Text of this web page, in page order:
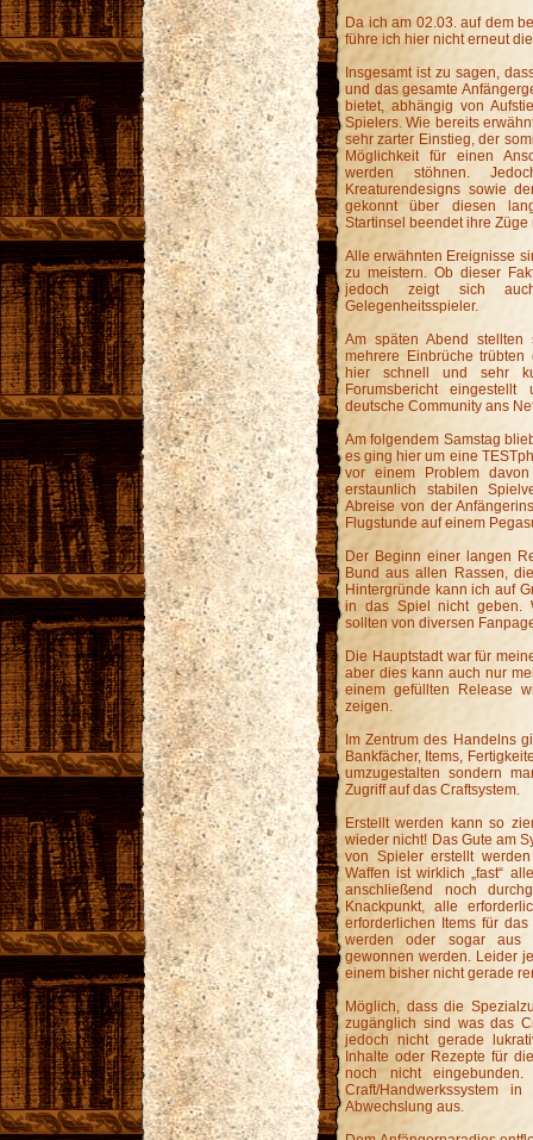
Da ich am 02.03. auf dem
führe ich hier nicht erneut
Insgesamt ist zu sagen,
und das gesamte
bietet, abhängig von
Spielers. Wie bereits
sehr zarter Einstieg, der
Möglichkeit für einen
werden stöhnen.
Kreaturendesigns sowie
gekonnt über diesen
Startinsel beendet ihre
Alle erwähnten Ereignisse
zu meistern. Ob dieser
jedoch zeigt sich
Gelegenheitsspieler.
Am späten Abend
mehrere Einbrüche
hier schnell und sehr
Forumsbericht
deutsche Community ans
Am folgendem Samstag
es ging hier um eine
vor einem Problem
erstaunlich stabilen
Abreise von der
Flugstunde auf einem
Der Beginn einer langen
Bund aus allen Rassen,
Hintergründe kann ich auf
in das Spiel nicht geben.
sollten von diversen
Die Hauptstadt war für
aber dies kann auch nur
einem gefüllten Release
zeigen.
Im Zentrum des Handelns
Bankfächer, Items,
umzugestalten sondern
Zugriff auf das Craftsystem.
Erstellt werden kann so
wieder nicht! Das Gute am
von Spieler erstellt
Waffen ist wirklich „fast“
anschließend noch
Knackpunkt, alle
erforderlichen Items für
werden oder sogar aus
gewonnen werden. Leider
einem bisher nicht gerade
Möglich, dass die
zugänglich sind was das
jedoch nicht gerade
Inhalte oder Rezepte für
noch nicht
Craft/Handwerkssystem
Abwechslung aus.